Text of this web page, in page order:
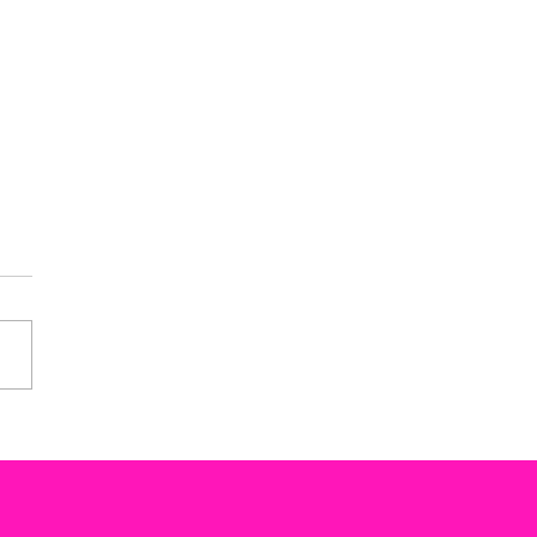
la voluntad ciudadana